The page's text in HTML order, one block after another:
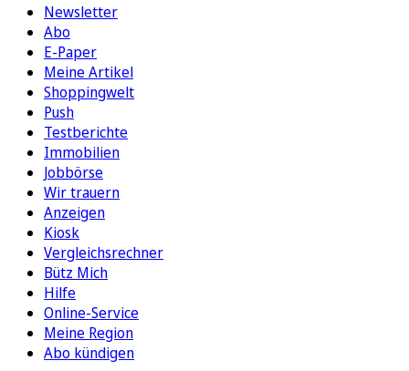
Newsletter
Abo
E-Paper
Meine Artikel
Shoppingwelt
Push
Testberichte
Immobilien
Jobbörse
Wir trauern
Anzeigen
Kiosk
Vergleichsrechner
Bütz Mich
Hilfe
Online-Service
Meine Region
Abo kündigen